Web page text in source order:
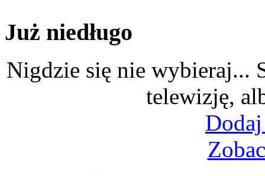
Już niedługo
Nigdzie się nie wybieraj...
telewizję,